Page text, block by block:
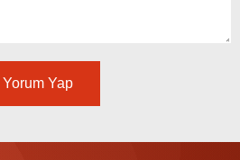
Yorum Yap